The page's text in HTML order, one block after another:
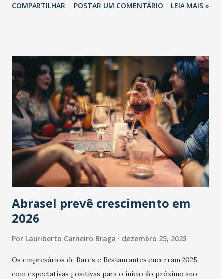
COMPARTILHAR POSTAR UM COMENTÁRIO LEIA MAIS »
Abrasel prevê crescimento em
2026
Por Lauriberto Carneiro Braga dezembro 25, 2025
Os empresários de Bares e Restaurantes encerram 2025
com expectativas positivas para o início do próximo ano.